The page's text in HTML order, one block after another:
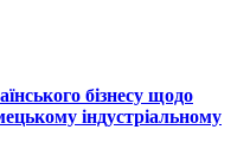
бізнесу щодо
індустріальному